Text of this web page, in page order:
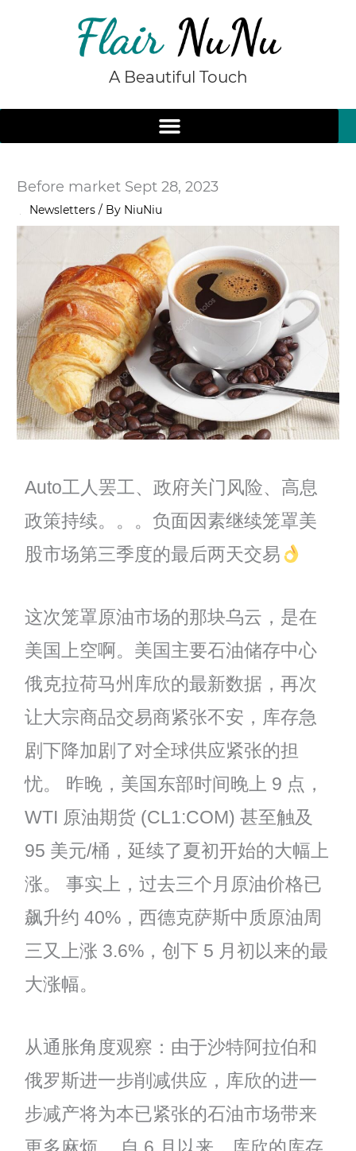
A Beautiful Touch
Before market Sept 28, 2023
Newsletters / By NiuNiu
Auto工人罢工、政府关门风险、高息
政策持续。。。负面因素继续笼罩美
股市场第三季度的最后两天交易
这次笼罩原油市场的那块乌云，是在
美国上空啊。美国主要石油储存中心
俄克拉荷马州库欣的最新数据，再次
让大宗商品交易商紧张不安，库存急
剧下降加剧了对全球供应紧张的担
忧。 昨晚，美国东部时间晚上 9 点，
WTI 原油期货 (CL1:COM) 甚至触及
95 美元/桶，延续了夏初开始的大幅上
涨。 事实上，过去三个月原油价格已
飙升约 40%，西德克萨斯中质原油周
三又上涨 3.6%，创下 5 月初以来的最
大涨幅。
从通胀角度观察：由于沙特阿拉伯和
俄罗斯进一步削减供应，库欣的进一
步减产将为本已紧张的石油市场带来